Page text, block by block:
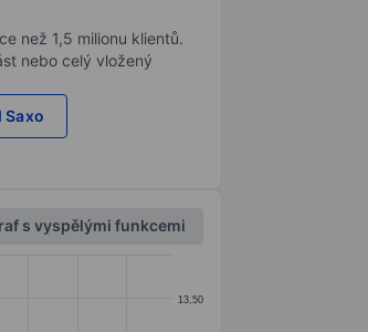
než 1,5 milionu klientů.
nebo celý vložený
s vyspělými funkcemi
13,50